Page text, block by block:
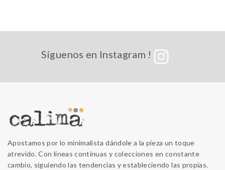
Síguenos en Instagram !
Apostamos por lo minimalista dándole a la pieza un toque
atrevido. Con líneas continuas y colecciones en constante
cambio, siguiendo las tendencias y estableciendo las propias.